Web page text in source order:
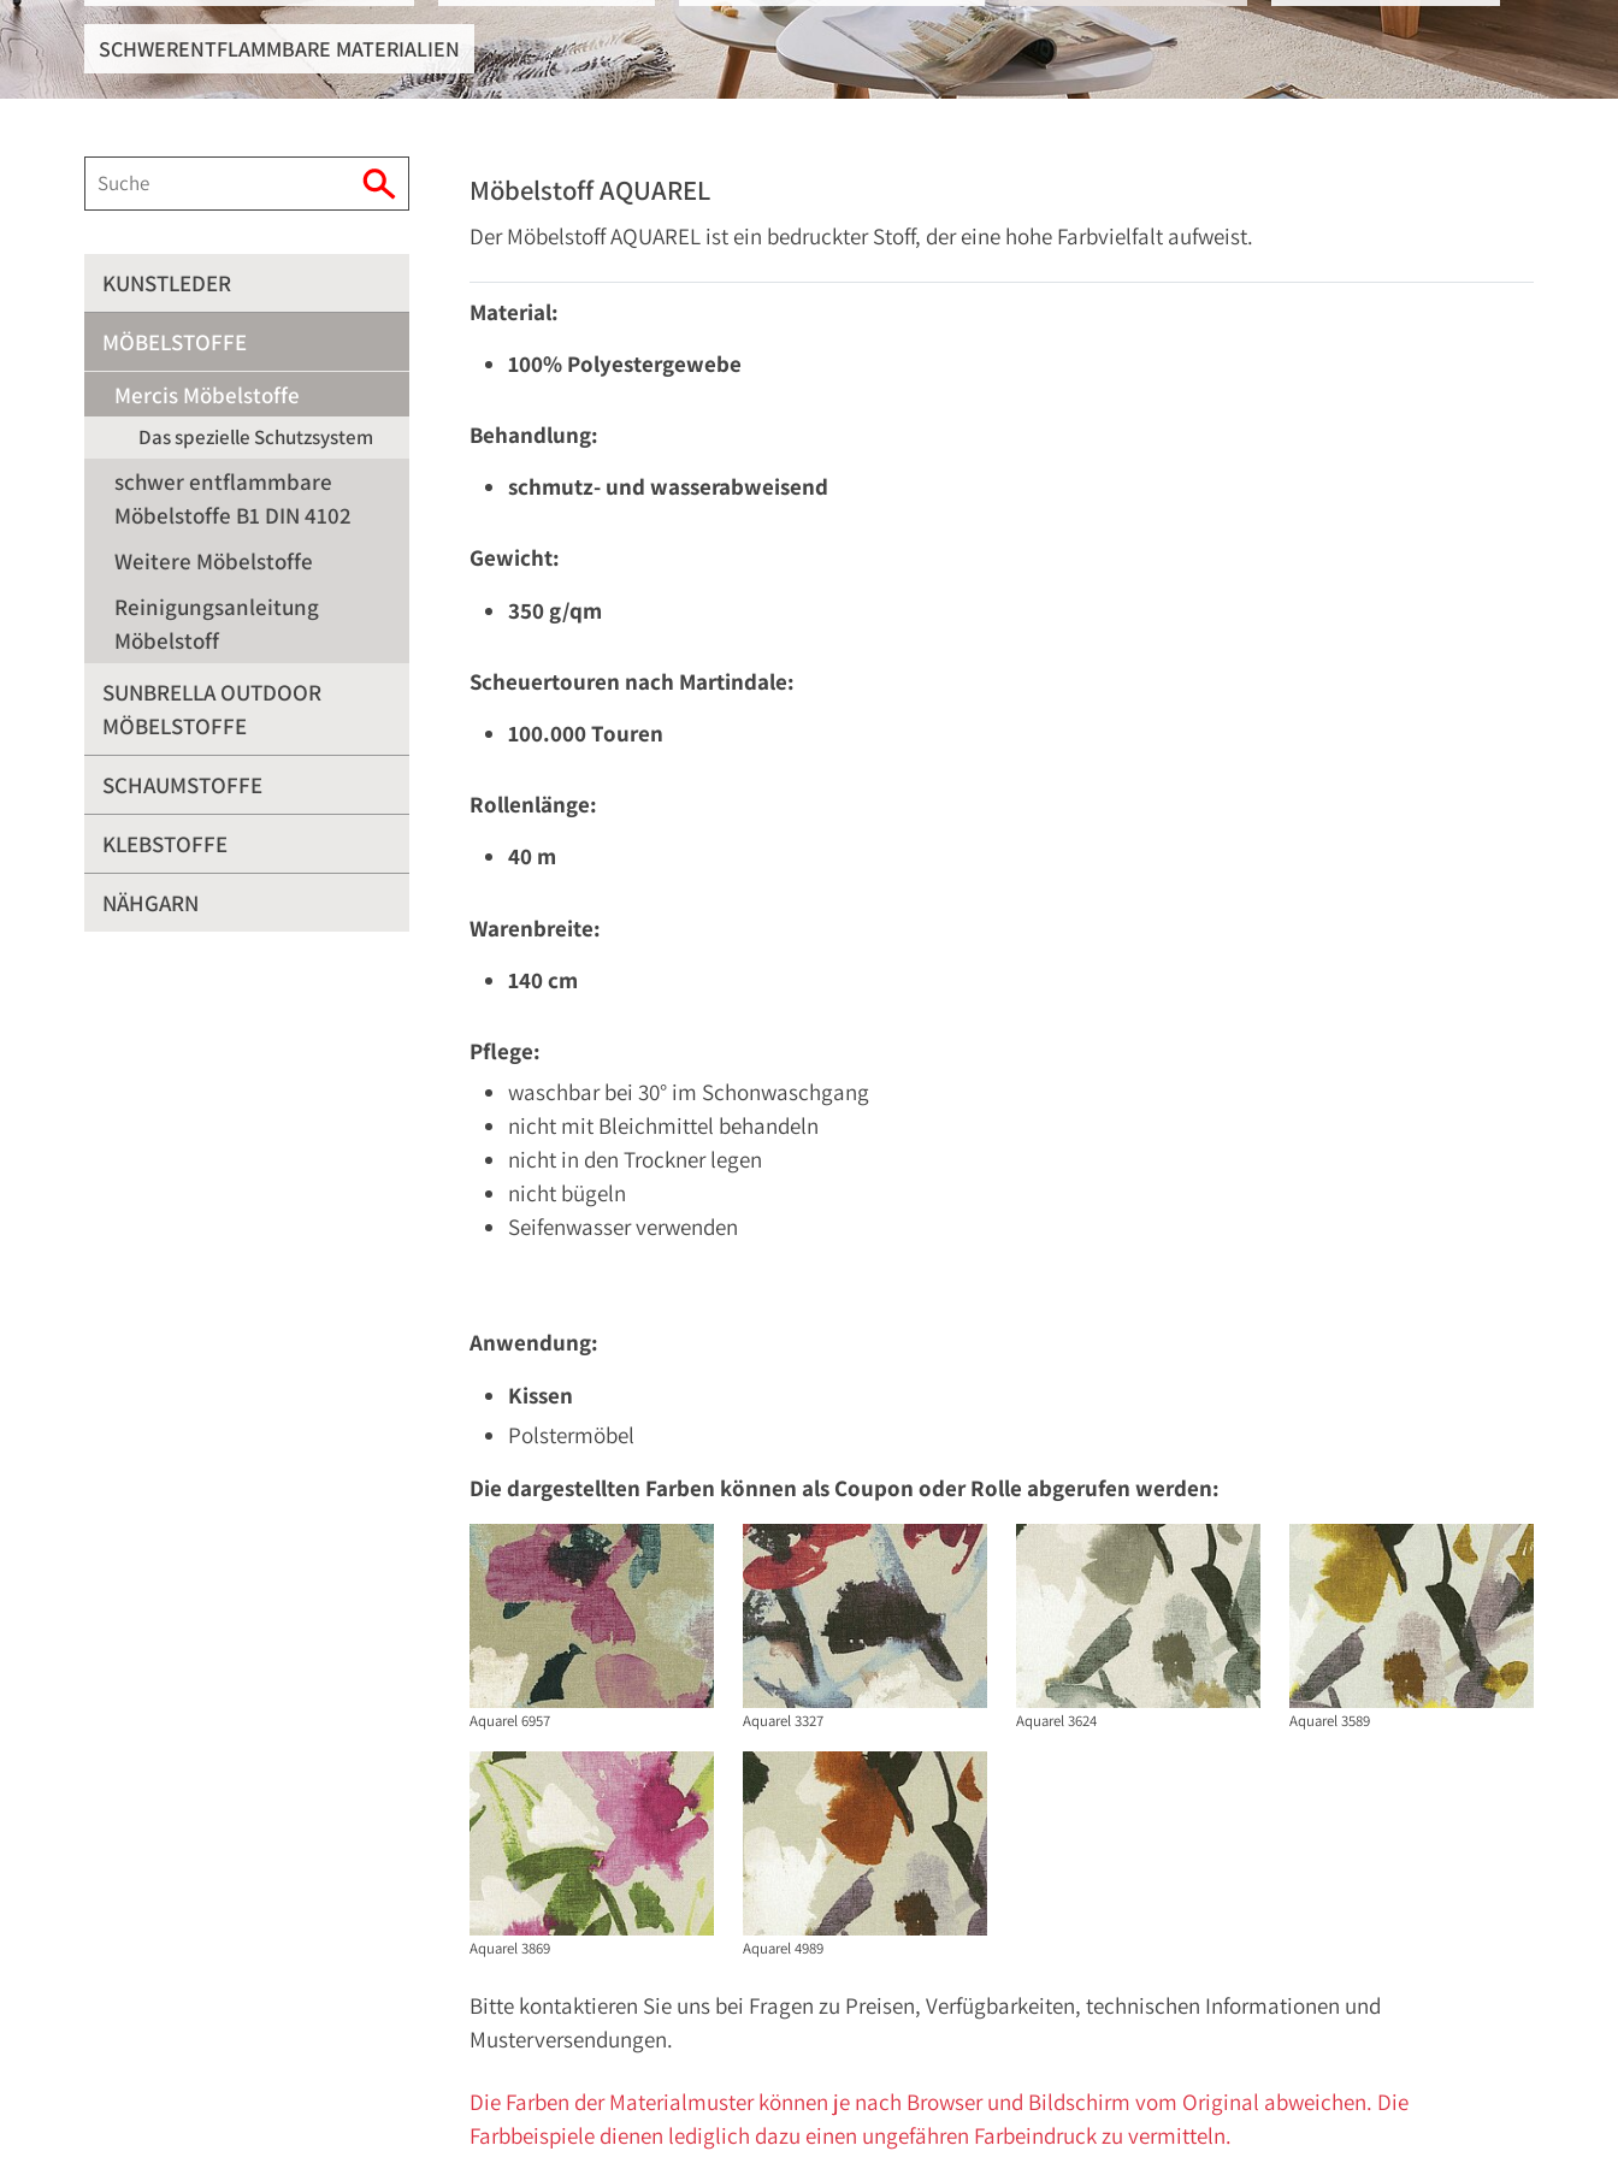
SCHWERENTFLAMMBARE MATERIALIEN
Möbelstoff AQUAREL
Der Möbelstoff AQUAREL ist ein bedruckter Stoff, der eine hohe Farbvielfalt aufweist.
Aquarel 6957 Aquarel 3327 Aquarel 3624 Aquarel 3589
Aquarel 3869 Aquarel 4989
Material:
100% Polyestergewebe
Behandlung:
schmutz- und wasserabweisend
Gewicht:
350 g/qm
Scheuertouren nach Martindale:
100.000 Touren
Rollenlänge:
40 m
Warenbreite:
140 cm
Pflege:
waschbar bei 30° im Schonwaschgang
nicht mit Bleichmittel behandeln
nicht in den Trockner legen
nicht bügeln
Seifenwasser verwenden
Anwendung:
Kissen
Polstermöbel
Die dargestellten Farben können als Coupon oder Rolle abgerufen werden:
Bitte kontaktieren Sie uns bei Fragen zu Preisen, Verfügbarkeiten, technischen Informationen und
Musterversendungen.
Die Farben der Materialmuster können je nach Browser und Bildschirm vom Original abweichen. Die
Farbbeispiele dienen lediglich dazu einen ungefähren Farbeindruck zu vermitteln.
KUNSTLEDER
MÖBELSTOFFE
Mercis Möbelstoffe
Das spezielle Schutzsystem
schwer entflammbare
Möbelstoffe B1 DIN 4102
Weitere Möbelstoffe
Reinigungsanleitung
Möbelstoff
SUNBRELLA OUTDOOR
MÖBELSTOFFE
SCHAUMSTOFFE
KLEBSTOFFE
NÄHGARN